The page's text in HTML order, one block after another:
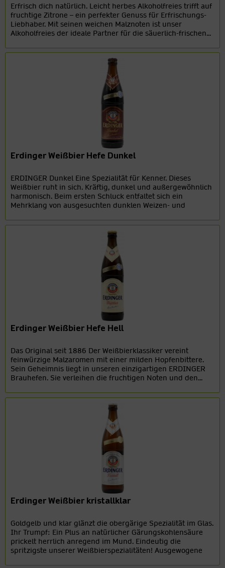
Erfrisch dich natürlich. Leicht herbes Alkoholfreies trifft auf
fruchtige Zitrone – ein perfekter Genuss für Erfrischungs-
Liebhaber. Mit seinen weichen Malznoten ist unser
Alkoholfreies der ideale Partner für die säuerlich-frischen...
Erdinger Weißbier Hefe Dunkel
ERDINGER Dunkel Eine Spezialität für Kenner. Dieses
Weißbier ruht in sich. Kräftig, dunkel und außergewöhnlich
harmonisch. Beim ersten Schluck entfaltet sich ein
Mehrklang von ausgesuchten dunklen Weizen- und
Erdinger Weißbier Hefe Hell
Das Original seit 1886 Der Weißbierklassiker vereint
feinwürzige Malzaromen mit einer milden Hopfenbittere.
Sein Geheimnis liegt in unseren einzigartigen ERDINGER
Brauhefen. Sie verleihen die fruchtigen Noten und den...
Erdinger Weißbier kristallklar
Goldgelb und klar glänzt die obergärige Spezialität im Glas.
Ihr Trumpf: Ein Plus an natürlicher Gärungskohlensäure
prickelt herrlich anregend im Mund. Eindeutig die
spritzigste unserer Weißbierspezialitäten! Ausgewogene